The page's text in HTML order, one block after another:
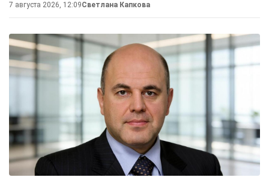
7 августа 2026, 12:09Светлана Капкова